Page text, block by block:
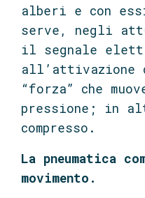
alberi e con
serve, negli
il segnale
“forza” che
pressione; in
compresso.
La pneumatica
movimento.